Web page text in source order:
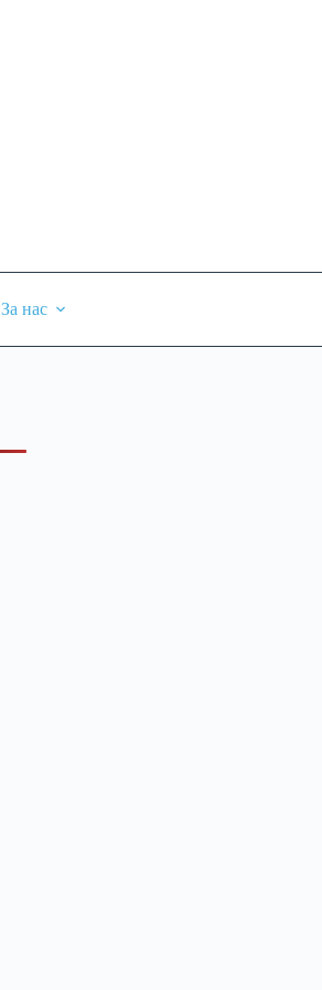
За нас